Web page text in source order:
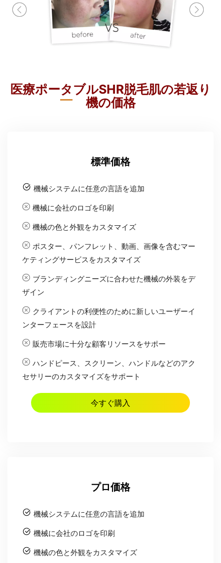
医療ポータブルSHR脱毛肌の若返り
機の価格
標準価格
機械システムに任意の言語を追加
機械に会社のロゴを印刷
機械の色と外観をカスタマイズ
ポスター、パンフレット、動画、画像を含むマー
ケティングサービスをカスタマイズ
ブランディングニーズに合わせた機械の外装をデ
ザイン
クライアントの利便性のために新しいユーザーイ
ンターフェースを設計
販売市場に十分な顧客リソースをサポー
ハンドピース、スクリーン、ハンドルなどのアク
セサリーのカスタマイズをサポート
今すぐ購入
プロ価格
機械システムに任意の言語を追加
機械に会社のロゴを印刷
機械の色と外観をカスタマイズ